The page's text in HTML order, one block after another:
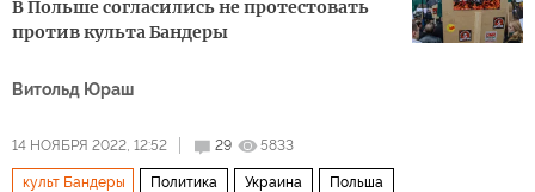
В Польше согласились не протестовать
против культа Бандеры
Витольд Юраш
14 НОЯБРЯ 2022, 12:52 29 5833
культ Бандеры Политика Украина Польша